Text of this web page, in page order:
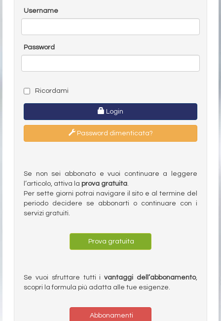
Username
Password
Ricordami
Login
Password dimenticata?
Se non sei abbonato e vuoi continuare a leggere
l’articolo, attiva la prova gratuita.
Per sette giorni potrai navigare il sito e al termine del
periodo decidere se abbonarti o continuare con i
servizi gratuiti.
Prova gratuita
Se vuoi sfruttare tutti ivantaggi dell’abbonamento,
scopri la formula più adatta alle tue esigenze.
Abbonamenti